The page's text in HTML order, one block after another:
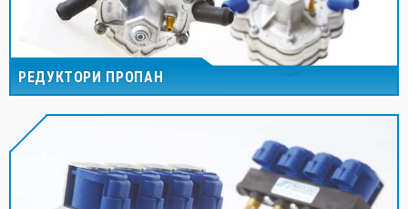
РЕДУКТОРИ ПРОПАН